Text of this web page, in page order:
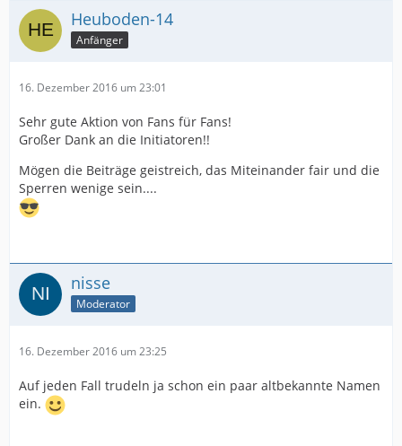
Heuboden-14
Anfänger
16. Dezember 2016 um 23:01
Sehr gute Aktion von Fans für Fans!
Großer Dank an die Initiatoren!!
Mögen die Beiträge geistreich, das Miteinander fair und die
Sperren wenige sein....
nisse
Moderator
16. Dezember 2016 um 23:25
Auf jeden Fall trudeln ja schon ein paar altbekannte Namen
ein.